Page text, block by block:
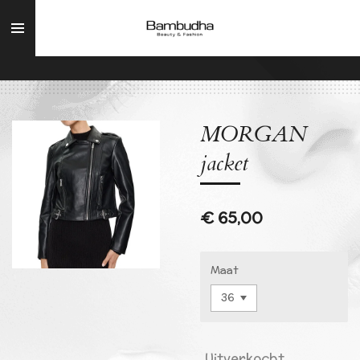
direct
hoofdinhoud
MORGAN
jacket
€ 65,00
Maat